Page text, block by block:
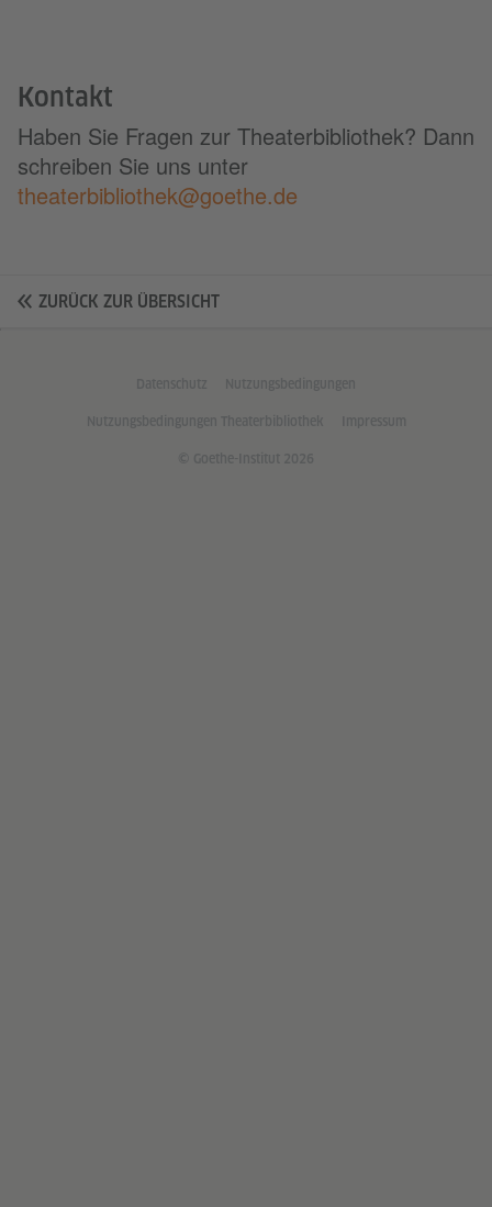
Kontakt
Haben Sie Fragen zur Theaterbibliothek? Dann
schreiben Sie uns unter
theaterbibliothek@goethe.de
ZURÜCK ZUR ÜBERSICHT